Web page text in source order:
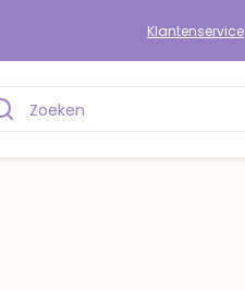
Klantenservice